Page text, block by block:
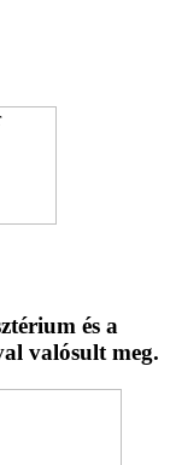
és a
valósult meg.